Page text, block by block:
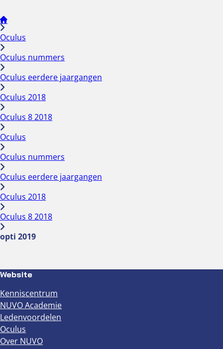
Oculus
Oculus nummers
Oculus eerdere jaargangen
Oculus 2018
Oculus 8 2018
Oculus
Oculus nummers
Oculus eerdere jaargangen
Oculus 2018
Oculus 8 2018
opti 2019
Website
Kenniscentrum
NUVO Academie
Ledenvoordelen
Oculus
Over NUVO